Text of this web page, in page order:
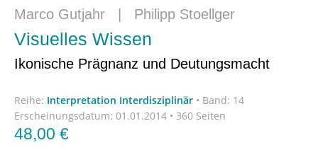
Marco Gutjahr | Philipp Stoellger
Visuelles Wissen
Ikonische Prägnanz und Deutungsmacht
Reihe: Interpretation Interdisziplinär • Band: 14
Erscheinungsdatum: 01.01.2014 • 360 Seiten
48,00 €